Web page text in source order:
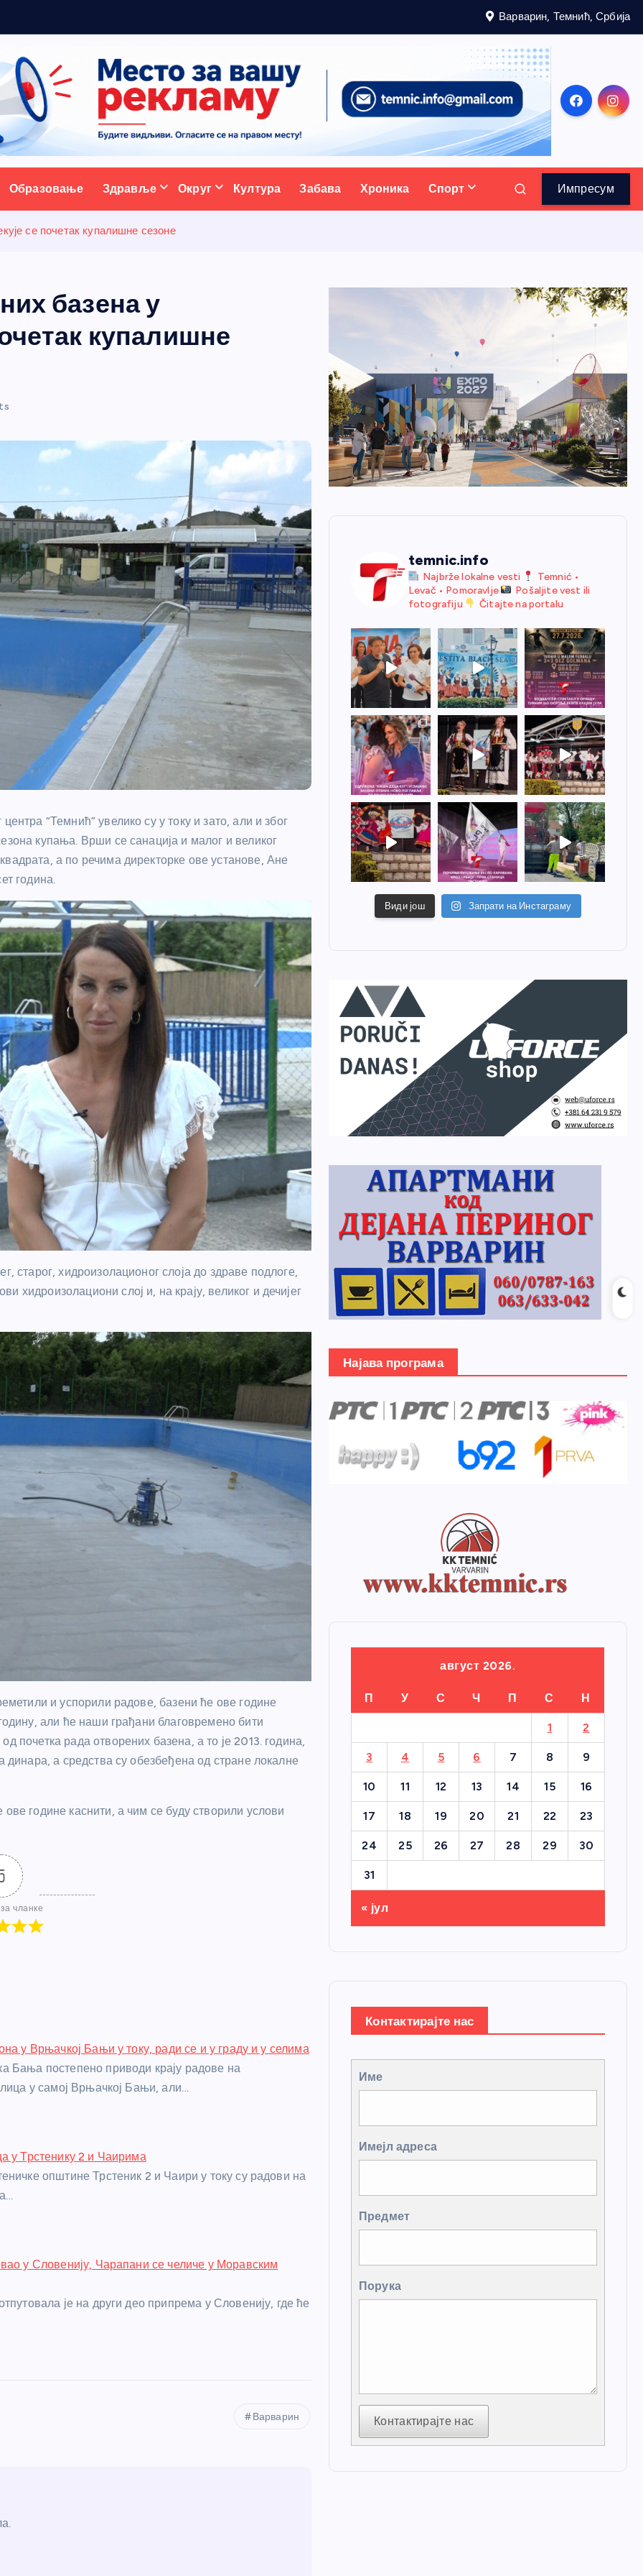
Варварин, Темнић, Србија
портал
Образовање Здравље Округ Култура Забава Хроника Спорт Импресум
се почетак купалишне сезоне
базена у
купалишне
“Темнић” увелико су у току и зато, али и због
купања. Врши се санација и малог и великог
а по речима директорке ове установе, Ане
година.
старог, хидроизолационог слоја до здраве подлоге,
хидроизолациони слој и, на крају, великог и дечијег
и успорили радове, базени ће ове године
али ће наши грађани благовремено бити
рада отворених базена, а то је 2013. година,
а средства су обезбеђена од стране локалне
године каснити, а чим се буду створили услови
чланке
у Врњачкој Бањи у току, ради се и у граду и у селима
Бања постепено приводи крају радове на
у самој Врњачкој Бањи, али…
у Трстенику 2 и Чаирима
општине Трстеник 2 и Чаири у току су радови на
у Словенију, Чарапани се челиче у Моравским
је на други део припрема у Словенију, где ће
Варварин
temnic.info
Najbrže lokalne vesti
Temnić •
Levač • Pomoravlje
Pošaljite vest ili
fotografiju
Čitajte na portalu
Види још Запрати на Инстаграму
Најава програма
август 2026.
П У С Ч П С Н
1 2
3 4 5 6 7 8 9
10 11 12 13 14 15 16
17 18 19 20 21 22 23
24 25 26 27 28 29 30
31
« јул
Контактирајте нас
Име
Имејл адреса
Предмет
Порука
Контактирајте нас